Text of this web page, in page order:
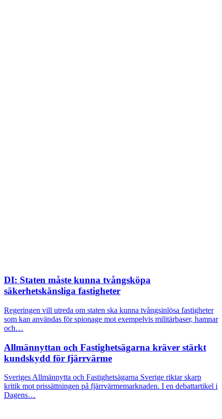
DI: Staten måste kunna tvångsköpa
säkerhetskänsliga fastigheter
Regeringen vill utreda om staten ska kunna tvångsinlösa fastigheter
som kan användas för spionage mot exempelvis militärbaser, hamnar
och…
Allmännyttan och Fastighetsägarna kräver stärkt
kundskydd för fjärrvärme
Sveriges Allmännytta och Fastighetsägarna Sverige riktar skarp
kritik mot prissättningen på fjärrvärmemarknaden. I en debattartikel i
Dagens…